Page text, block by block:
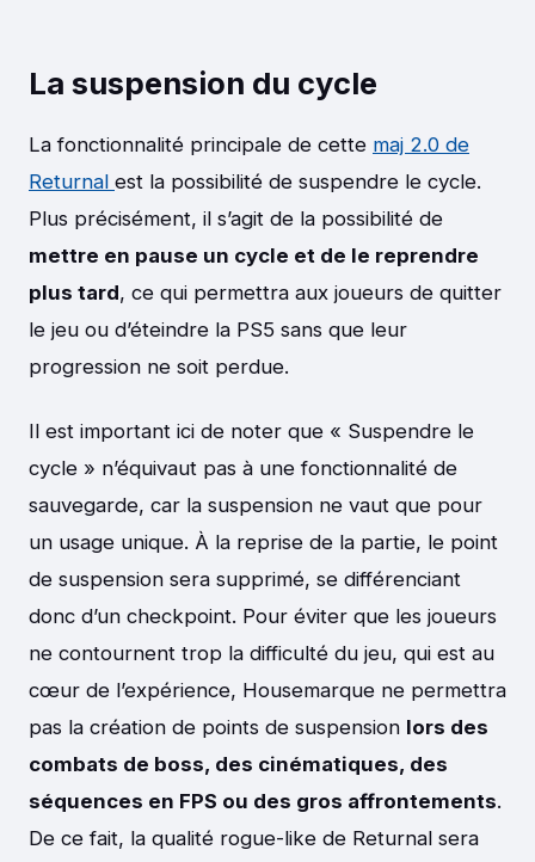
La suspension du cycle
La fonctionnalité principale de cette maj 2.0 de
Returnal est la possibilité de suspendre le cycle.
Plus précisément, il s’agit de la possibilité de
mettre en pause un cycle et de le reprendre
plus tard, ce qui permettra aux joueurs de quitter
le jeu ou d’éteindre la PS5 sans que leur
progression ne soit perdue.
Il est important ici de noter que « Suspendre le
cycle » n’équivaut pas à une fonctionnalité de
sauvegarde, car la suspension ne vaut que pour
un usage unique. À la reprise de la partie, le point
de suspension sera supprimé, se différenciant
donc d’un checkpoint. Pour éviter que les joueurs
ne contournent trop la difficulté du jeu, qui est au
cœur de l’expérience, Housemarque ne permettra
pas la création de points de suspension lors des
combats de boss, des cinématiques, des
séquences en FPS ou des gros affrontements.
De ce fait, la qualité rogue-like de Returnal sera